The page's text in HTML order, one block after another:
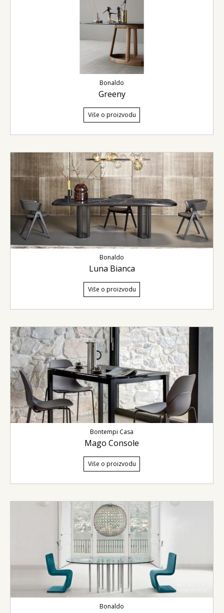
Bonaldo
Greeny
Više o proizvodu
Bonaldo
Luna Bianca
Više o proizvodu
Bontempi Casa
Mago Console
Više o proizvodu
Bonaldo